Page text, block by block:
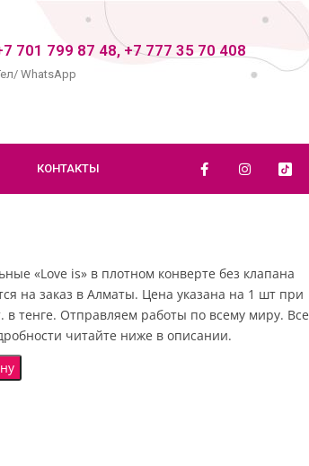
701 799 87 48, +7 777 35 70 408
WhatsApp
КОНТАКТЫ
«Love is» в плотном конверте без клапана
на заказ в Алматы. Цена указана на 1 шт при
в тенге. Отправляем работы по всему миру. Все
читайте ниже в описании.